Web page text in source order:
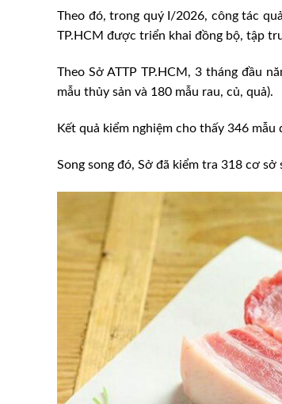
Theo đó, trong quý I/2026, công tác
TP.HCM được triển khai đồng bộ, tập
Theo Sở ATTP TP.HCM, 3 tháng đầu
mẫu thủy sản và 180 mẫu rau, củ, quả).
Kết quả kiểm nghiệm cho thấy 346
Song song đó, Sở đã kiểm tra 318 cơ